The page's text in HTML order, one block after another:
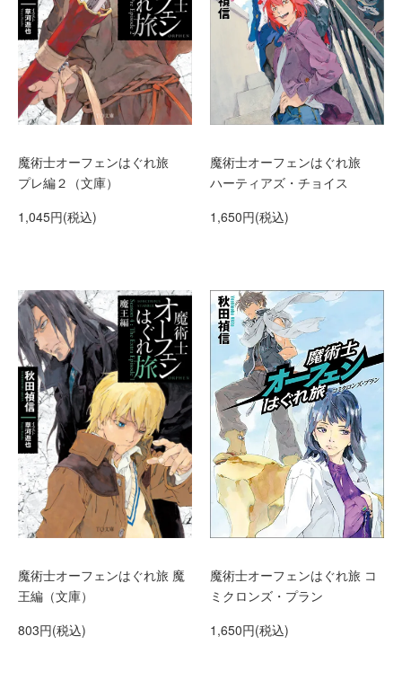
魔術士オーフェンはぐれ旅
プレ編２（文庫）
1,045円(税込)
魔術士オーフェンはぐれ旅
ハーティアズ・チョイス
1,650円(税込)
魔術士オーフェンはぐれ旅 魔
王編（文庫）
803円(税込)
魔術士オーフェンはぐれ旅 コ
ミクロンズ・プラン
1,650円(税込)